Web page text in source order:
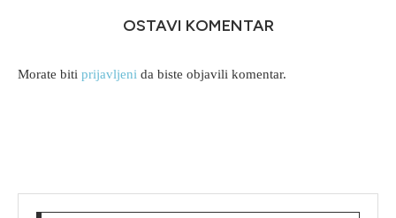
OSTAVI KOMENTAR
Morate biti prijavljeni da biste objavili komentar.